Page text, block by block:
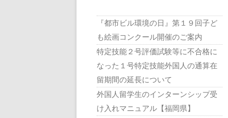
『都市ビル環境の日』第１９回子ど
も絵画コンクール開催のご案内
特定技能２号評価試験等に不合格に
なった１号特定技能外国人の通算在
留期間の延長について
外国人留学生のインターンシップ受
け入れマニュアル【福岡県】